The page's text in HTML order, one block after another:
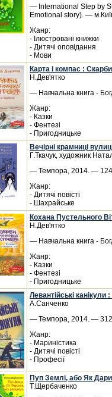
— International Step by
Emotional story). —
Жанр:
- Ілюстровані книжки
- Дитячі оповідання
- Мови
Карта і компас :
Н.Дев'ятко
— Навчальна книга -
Жанр:
- Казки
- Фентезі
- Пригодницьке
Вечірні крамниці
Г.Ткачук, художник
— Темпора, 2014. —
Жанр:
- Дитячі повісті
- Шахрайське
Кохана Пустельного
Н.Дев'ятко
— Навчальна книга -
Жанр:
- Казки
- Фентезі
- Пригодницьке
Левантійські канікули :
А.Санченко
— Темпора, 2014. —
Жанр:
- Мариністика
- Дитячі повісті
- Професії
Пуп Землі, або Як
Т.Щербаченко